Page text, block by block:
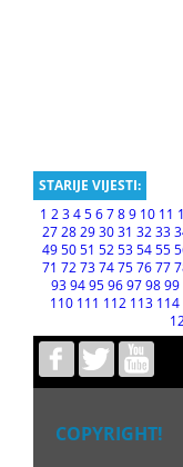
STARIJE VIJESTI:
1 23456789 10 11
27 28 29 30 31 32 33
49 50 51 52 53 54 55
71 72 73 74 75 76 77
93949596979899
110 111 112 113 114
COPYRIGHT!